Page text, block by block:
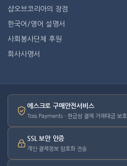
샵오브코리아의 장점
한국어/영어 설명서
사회봉사단체 후원
회사사명서
에스크로 구매안전서비스
Toss Payments · 현금성 결제 거래대금 보호
SSL 보안 인증
개인·결제정보 암호화 전송